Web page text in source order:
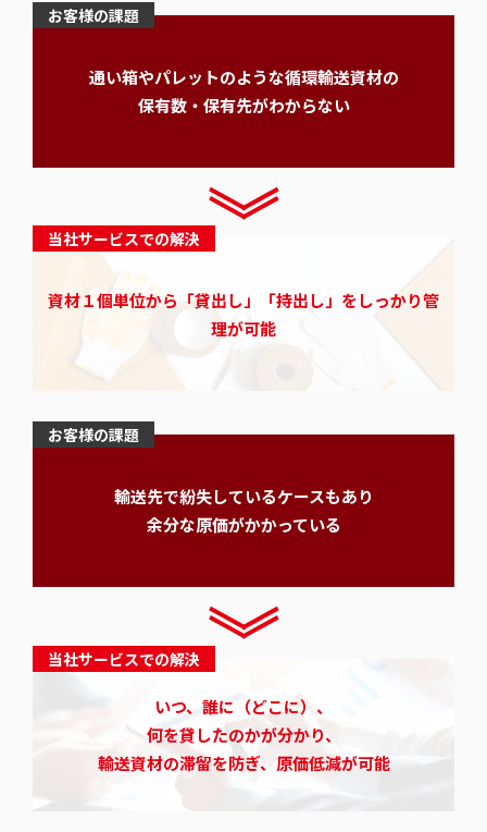
お客様の課題
通い箱やパレットのような循環輸送資材の
保有数・保有先がわからない
当社サービスでの解決
資材１個単位から「貸出し」「持出し」をしっかり管
理が可能
お客様の課題
輸送先で紛失しているケースもあり
余分な原価がかかっている
当社サービスでの解決
いつ、誰に（どこに）、
何を貸したのかが分かり、
輸送資材の滞留を防ぎ、原価低減が可能